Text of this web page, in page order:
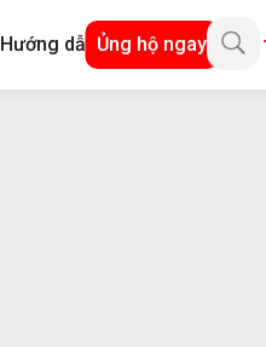
Hướng dẫn Ủng hộ ngay